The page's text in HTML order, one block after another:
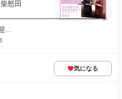
怒田
✨
...
気になる